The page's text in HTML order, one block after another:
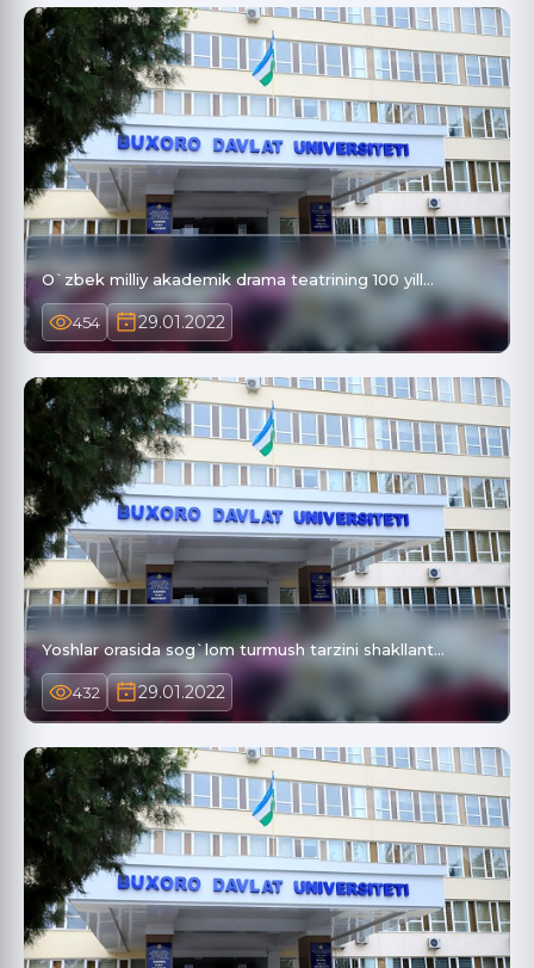
O`zbek milliy akademik drama teatrining 100 yill…
454 29.01.2022
Yoshlar orasida sog`lom turmush tarzini shakllant…
432 29.01.2022